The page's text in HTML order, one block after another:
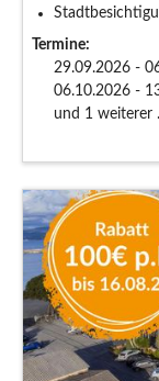
Termine:
29.09.2026 -
06.10.2026 -
und 1 weiterer